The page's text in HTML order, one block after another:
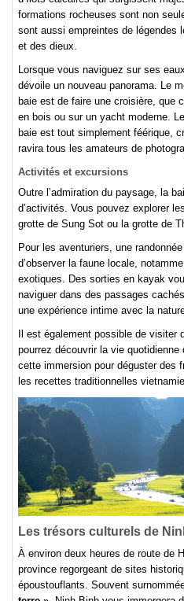
formations rocheuses sont non
sont aussi empreintes de légendes
et des dieux.
Lorsque vous naviguez sur ses
dévoile un nouveau panorama. Le
baie est de faire une croisière, que
en bois ou sur un yacht moderne.
baie est tout simplement féérique,
ravira tous les amateurs de
Activités et excursions
Outre l’admiration du paysage, la
d’activités. Vous pouvez explorer
grotte de Sung Sot ou la grotte de
Pour les aventuriers, une
d’observer la faune locale,
exotiques. Des sorties en kayak
naviguer dans des passages
une expérience intime avec la
Il est également possible de
pourrez découvrir la vie
cette immersion pour déguster des
les recettes traditionnelles
Les trésors culturels de
À environ deux heures de route de
province regorgeant de sites
époustouflants. Souvent